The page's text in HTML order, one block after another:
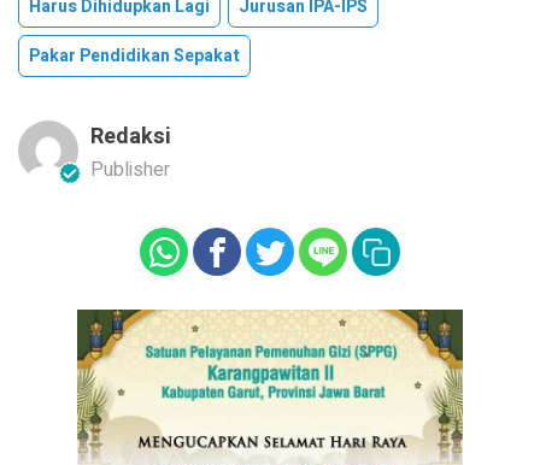
Harus Dihidupkan Lagi
Jurusan IPA-IPS
Pakar Pendidikan Sepakat
Redaksi
Publisher